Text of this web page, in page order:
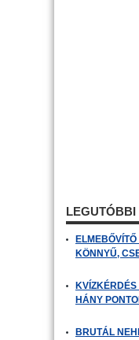
KÖNNYŰ,
HÁNY
BRUTÁL